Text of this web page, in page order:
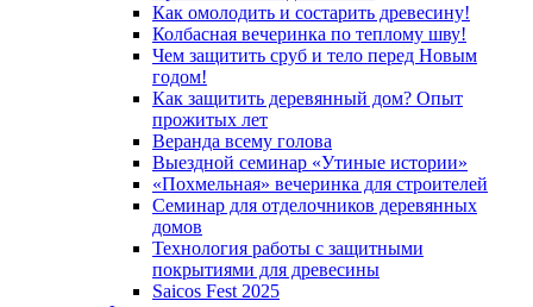
Как омолодить и состарить древесину!
Колбасная вечеринка по теплому шву!
Чем защитить сруб и тело перед Новым
годом!
Как защитить деревянный дом? Опыт
прожитых лет
Веранда всему голова
Выездной семинар «Утиные истории»
«Похмельная» вечеринка для строителей
Семинар для отделочников деревянных
домов
Технология работы с защитными
покрытиями для древесины
Saicos Fest 2025